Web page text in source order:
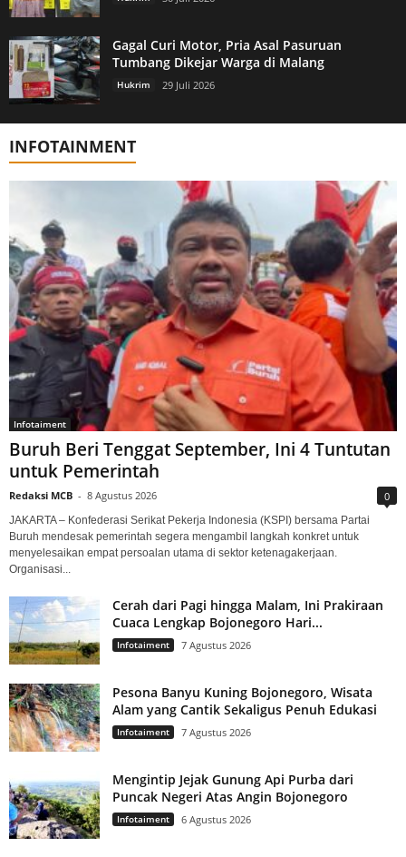
Gagal Curi Motor, Pria Asal Pasuruan
Tumbang Dikejar Warga di Malang
Hukrim 29 Juli 2026
INFOTAINMENT
Infotaiment
Buruh Beri Tenggat September, Ini 4 Tuntutan
untuk Pemerintah
Redaksi MCB - 8 Agustus 2026 0
JAKARTA – Konfederasi Serikat Pekerja Indonesia (KSPI) bersama Partai
Buruh mendesak pemerintah segera mengambil langkah konkret untuk
menyelesaikan empat persoalan utama di sektor ketenagakerjaan.
Organisasi...
Cerah dari Pagi hingga Malam, Ini Prakiraan
Cuaca Lengkap Bojonegoro Hari...
Infotaiment 7 Agustus 2026
Pesona Banyu Kuning Bojonegoro, Wisata
Alam yang Cantik Sekaligus Penuh Edukasi
Infotaiment 7 Agustus 2026
Mengintip Jejak Gunung Api Purba dari
Puncak Negeri Atas Angin Bojonegoro
Infotaiment 6 Agustus 2026